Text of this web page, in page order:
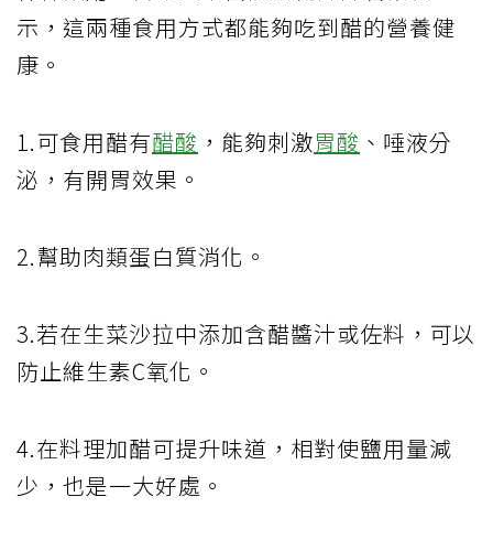
示，這兩種食用方式都能夠吃到醋的營養健
康。
1.可食用醋有醋酸 ，能夠刺激胃酸 、唾液分
泌，有開胃效果。
2.幫助肉類蛋白質消化。
3.若在生菜沙拉中添加含醋醬汁或佐料，可以
防止維生素C氧化。
4.在料理加醋可提升味道，相對使鹽用量減
少，也是一大好處。